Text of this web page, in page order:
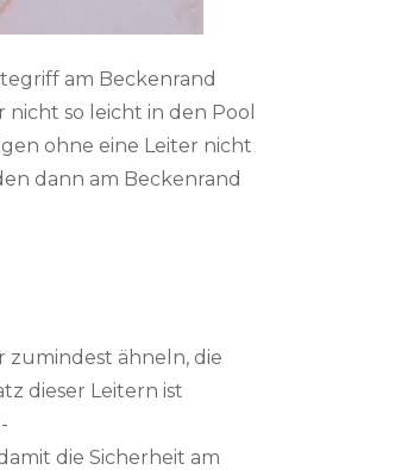
am Beckenrand
so leicht in den Pool
ohne eine Leiter nicht
dann am Beckenrand
zumindest ähneln, die
dieser Leitern ist
die Sicherheit am